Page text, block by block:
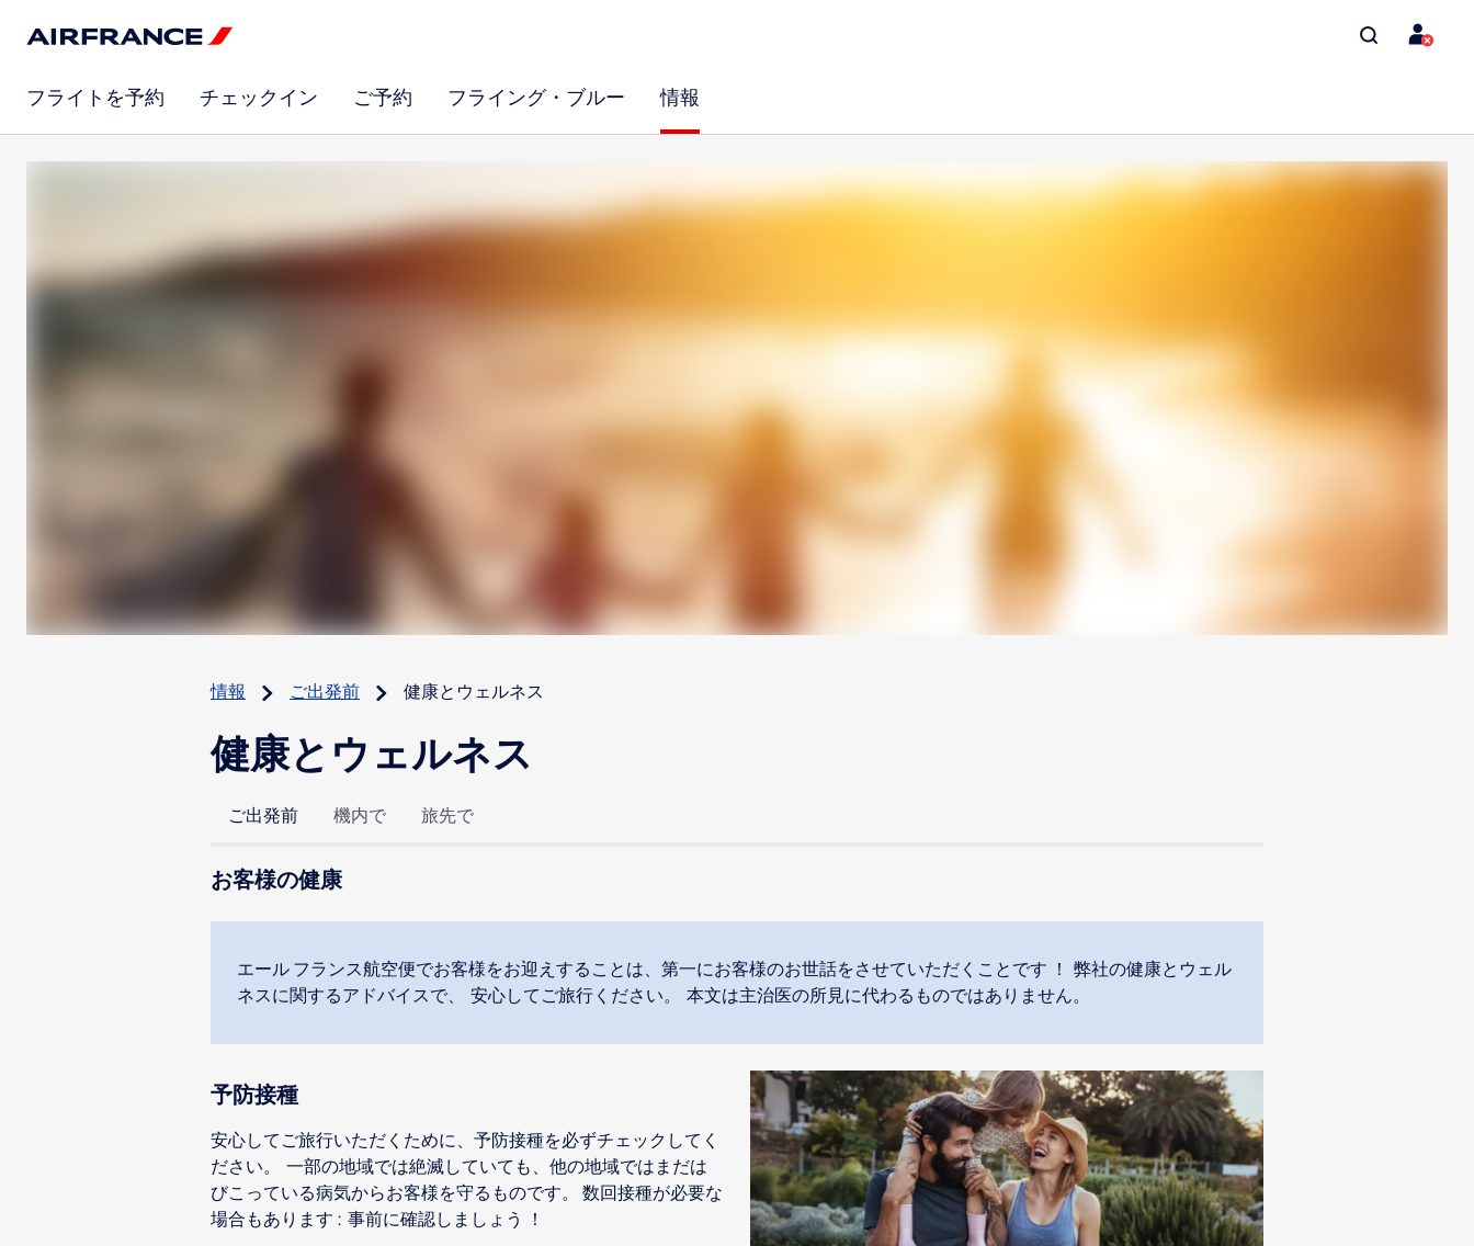
フライトを予約 チェックイン ご予約 フライング・ブルー 情報
情報 ご出発前 健康とウェルネス
健康とウェルネス
ご出発前 機内で 旅先で
お客様の健康
エール フランス航空便でお客様をお迎えすることは、第一にお客様のお世話をさせていただくことです ！ 弊社の健康とウェル
ネスに関するアドバイスで、 安心してご旅行ください。 本文は主治医の所見に代わるものではありません。
予防接種
安心してご旅行いただくために、予防接種を必ずチェックしてく
ださい。 一部の地域では絶滅していても、他の地域ではまだは
びこっている病気からお客様を守るものです。 数回接種が必要な
場合もあります : 事前に確認しましょう ！